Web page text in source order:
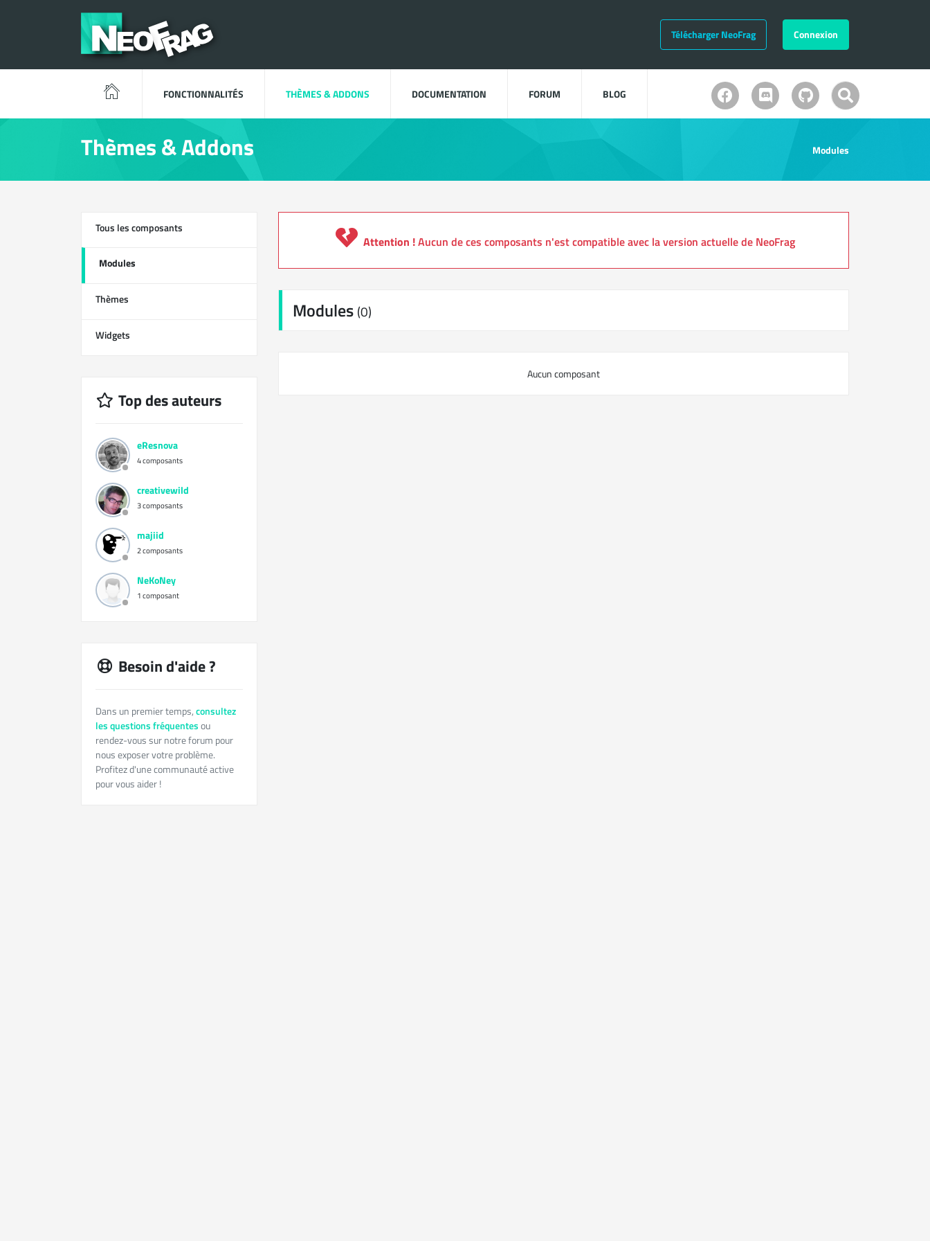
Télécharger NeoFrag Connexion
FONCTIONNALITÉS THÈMES & ADDONS DOCUMENTATION FORUM BLOG
Thèmes & Addons Modules
Tous les composants
Modules
Thèmes
Widgets
Top des auteurs
eResnova
4 composants
creativewild
3 composants
majiid
2 composants
NeKoNey
1 composant
Besoin d'aide ?
Dans un premier temps,consultez
les questions fréquentesou
rendez-vous sur notre forum pour
nous exposer votre problème.
Profitez d'une communauté active
pour vous aider !
Attention !Aucun de ces composants n'est compatible avec la version actuelle de NeoFrag
Modules (0)
Aucun composant